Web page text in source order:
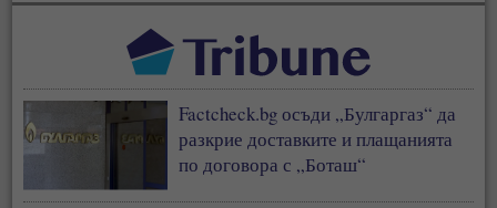
Factcheck.bg осъди „Булгаргаз“ да
разкрие доставките и плащанията
по договора с „Боташ“